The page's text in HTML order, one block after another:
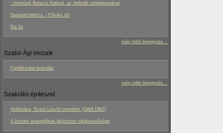
- Interjúnk Baracsi Katival, az Artkraft tulajdonosával
Sporaarchitects – Fővám tér
Na-Ja
még több bejegyzés...
Szabó Ági mozaik
Fürdőszoba burkolás
még több bejegyzés...
Szakrális építészet
Hollóháza, Szent László templom (1964-1967)
A kortárs evangélikus építészet sajátszerűségei